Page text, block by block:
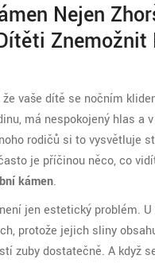
Nejen
Znemožnit
vaše dítě se nočním
má nespokojený hlas a
rodičů si to vysvětluje
je příčinou něco, co
kámen.
jen estetický problém.
protože jejich sliny
zuby dostatečně. A když